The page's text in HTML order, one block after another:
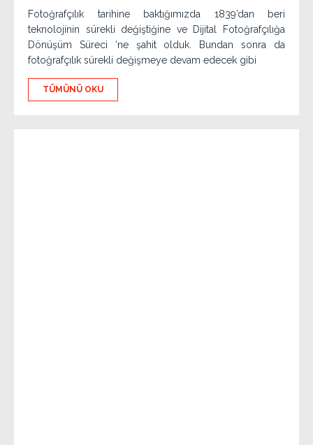
Fotoğrafçılık tarihine baktığımızda 1839’dan beri
teknolojinin sürekli değiştiğine ve Dijital Fotoğrafçılığa
Dönüşüm Süreci ‘ne şahit olduk. Bundan sonra da
fotoğrafçılık sürekli değişmeye devam edecek gibi
TÜMÜNÜ OKU